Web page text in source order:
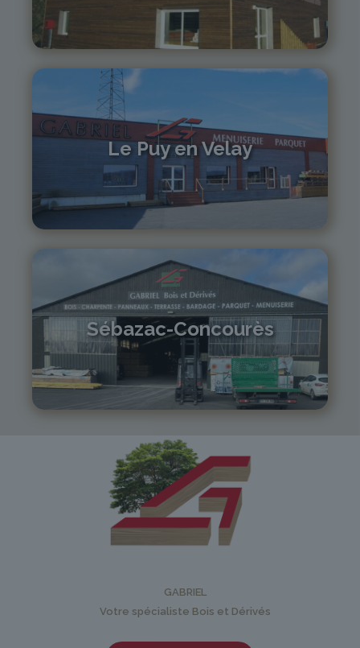
monistrol@gabriel-sa.fr
Le Puy en Velay
04 71 01 13 30
lepuy@gabriel-sa.fr
Sébazac-Concourès
05 81 55 83 89
monistrol@gabriel-sa.fr
GABRIEL
Votre spécialiste Bois et Dérivés